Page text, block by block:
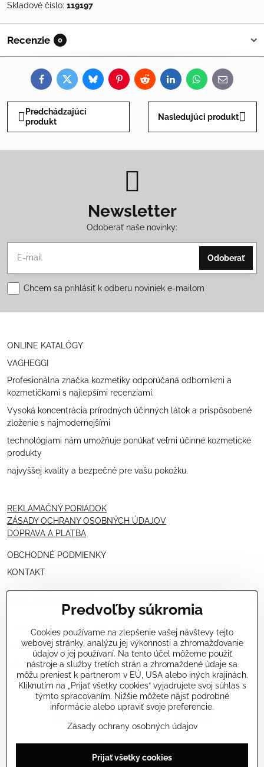
Skladové číslo: 119197
Recenzie 0
FacebookTwitterBlueskyPinterestRedditLinkedInWhatsApp
E-
mail
Predchádzajúci
produkt
Nasledujúci produkt
Newsletter
Odoberať naše novinky:
Odoberať
Chcem sa prihlásiť k odberu noviniek e-mailom
ONLINE KATALÓGY
VAGHEGGI
Profesionálna značka kozmetiky odporúčaná odborníkmi a
kozmetičkami s najlepšími recenziami.
Vysoká koncentrácia prírodných účinných látok a prispôsobené
zloženie s najmodernejšími
technológiami nám umožňuje ponúkať veľmi účinné kozmetické
produkty
najvyššej kvality a bezpečné pre vašu pokožku.
REKLAMAČNÝ PORIADOK
ZÁSADY OCHRANY OSOBNÝCH ÚDAJOV
DOPRAVA A PLATBA
OBCHODNÉ PODMIENKY
KONTAKT
PRE KOZMETIČKY
VÝHODNÁ PONUKA PRE PROFESIONÁLOV
NÁVODY OŠETRENÍ - VIDEÁ
ŠKOLENIE KOZMETIČIEK V TALIANSKU
©2026Copyright
Predvoľby súkromiaZásady ochrany osobných údajov
Predvoľby súkromia
Cookies používame na zlepšenie vašej návštevy tejto
webovej stránky, analýzu jej výkonnosti a zhromažďovanie
údajov o jej používaní. Na tento účel môžeme použiť
nástroje a služby tretích strán a zhromaždené údaje sa
môžu preniesť k partnerom v EÚ, USA alebo iných krajinách.
Kliknutím na „Prijať všetky cookies“ vyjadrujete svoj súhlas s
týmto spracovaním. Nižšie môžete nájsť podrobné
informácie alebo upraviť svoje preferencie.
Zásady ochrany osobných údajov
Prijať všetky cookies